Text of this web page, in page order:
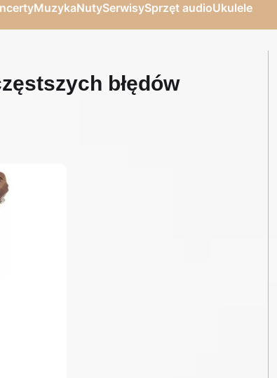
MuzykaNutySerwisySprzęt audioUkulele
błędów